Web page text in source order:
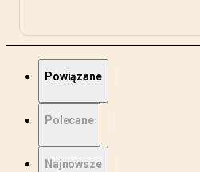
Powiązane
Polecane
Najnowsze